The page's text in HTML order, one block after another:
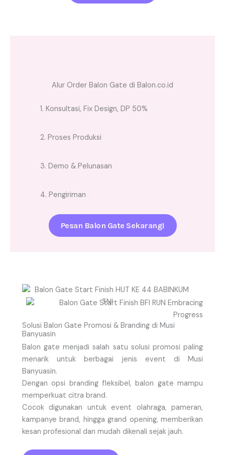
Alur Order Balon Gate di Balon.co.id
1. Konsultasi, Fix Design, DP 50%
2. Proses Produksi
3. Demo & Pelunasan
4. Pengiriman
Pesan Balon Gate Sekarang!
Solusi Balon Gate Promosi & Branding di Musi
Banyuasin
Balon gate menjadi salah satu solusi promosi paling
menarik untuk berbagai jenis event di Musi
Banyuasin.
Dengan opsi branding fleksibel, balon gate mampu
memperkuat citra brand.
Cocok digunakan untuk event olahraga, pameran,
kampanye brand, hingga grand opening, memberikan
kesan profesional dan mudah dikenali sejak jauh.